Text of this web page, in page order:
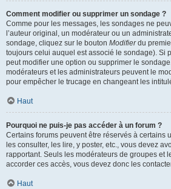
Comment modifier ou supprimer un sondage ?
Comme pour les messages, les sondages ne
l’auteur original, un modérateur ou un
sondage, cliquez sur le bouton Modifierdu
toujours celui auquel est associé le sondage). Si
peut modifier une option ou supprimer le
modérateurs et les administrateurs peuvent le
pour empêcher le trucage en changeant les
Haut
Pourquoi ne puis-je pas accéder à un forum ?
Certains forums peuvent être réservés à certains
les consulter, les lire, y poster, etc., vous devez
rapportant. Seuls les modérateurs de groupes et
accorder ces accès, vous devez donc les
Haut